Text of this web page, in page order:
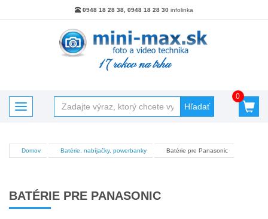
0948 18 28 38, 0948 18 28 30 infolinka
17 rokov na trhu
Toggle navigation Hľadať
0
Kategórie
Batérie, nabíjačky, powerbanky
Domov Batérie, nabíjačky, powerbanky Batérie pre Panasonic
BATÉRIE PRE PANASONIC